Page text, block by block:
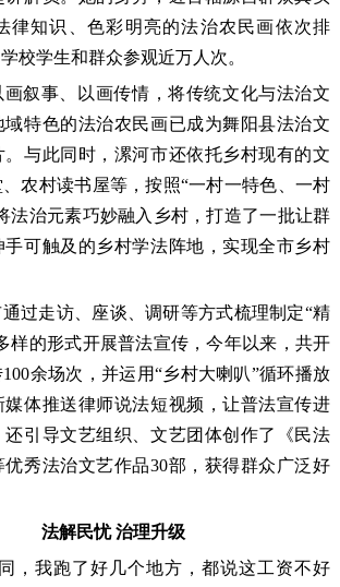
律知识、色彩明亮的法治农民画依次排
校学生和群众参观近万人次。
画叙事、以画传情，将传统文化与法治文
特色的法治农民画已成为舞阳县法治文
与此同时，漯河市还依托乡村现有的文
农村读书屋等，按照“一村一特色、一村
法治元素巧妙融入乡村，打造了一批让群
可触及的乡村学法阵地，实现全市乡村
过走访、座谈、调研等方式梳理制定“精
样的形式开展普法宣传，今年以来，共开
余场次，并运用“乡村大喇叭”循环播放
体推送律师说法短视频，让普法宣传进
引导文艺组织、文艺团体创作了《民法
秀法治文艺作品30部，获得群众广泛好
法解民忧 治理升级
，我跑了好几个地方，都说这工资不好